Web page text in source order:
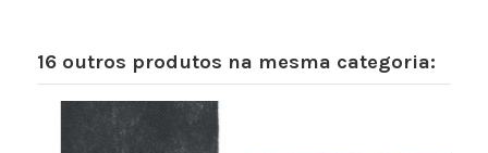
16 outros produtos na mesma categoria: